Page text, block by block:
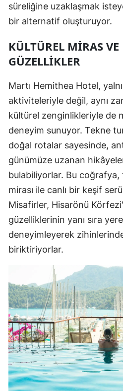
süreliğine uzaklaşmak
bir alternatif oluşturuyor.
KÜLTÜREL MIRAS
GÜZELLIKLER
Martı Hemithea Hotel,
aktiviteleriyle değil, aynı
kültürel zenginlikleriyle de
deneyim sunuyor. Tekne
doğal rotalar sayesinde,
günümüze uzanan
bulabiliyorlar. Bu
mirası ile canlı bir keşif
Misafirler, Hisarönü
güzelliklerinin yanı sıra
deneyimleyerek
biriktiriyorlar.